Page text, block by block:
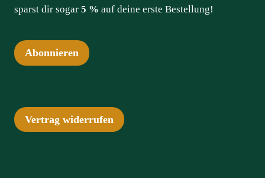
sparst dir sogar 5 % auf deine erste Bestellung!
Abonnieren
Vertrag widerrufen